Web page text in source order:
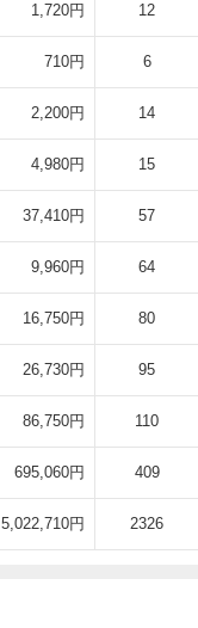
1,720円 12
710円 6
2,200円 14
4,980円 15
37,410円 57
9,960円 64
16,750円 80
26,730円 95
86,750円 110
695,060円 409
5,022,710円 2326